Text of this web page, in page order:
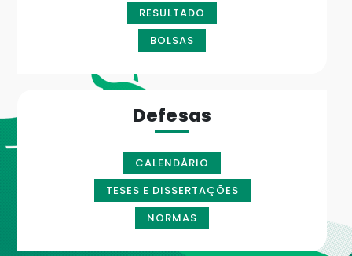
RESULTADO
BOLSAS
Defesas
CALENDÁRIO
TESES E DISSERTAÇÕES
NORMAS